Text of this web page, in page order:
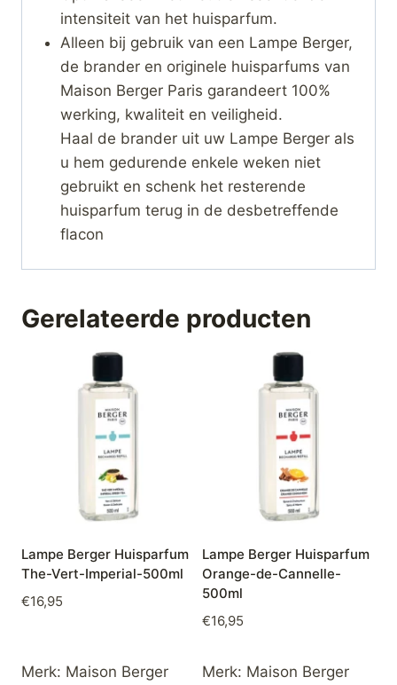
intensiteit van het huisparfum.
Alleen bij gebruik van een Lampe Berger,
de brander en originele huisparfums van
Maison Berger Paris garandeert 100%
werking, kwaliteit en veiligheid.
Haal de brander uit uw Lampe Berger als
u hem gedurende enkele weken niet
gebruikt en schenk het resterende
huisparfum terug in de desbetreffende
flacon
Gerelateerde producten
Lampe Berger Huisparfum
The-Vert-Imperial-500ml
€16,95
Merk: Maison Berger
Lampe Berger Huisparfum
Orange-de-Cannelle-
500ml
€16,95
Merk: Maison Berger